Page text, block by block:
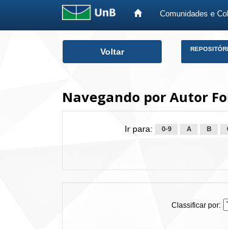
Comunidades e
Voltar
Navegando por Autor
Ir para: 0-9 A B
Classificar por: